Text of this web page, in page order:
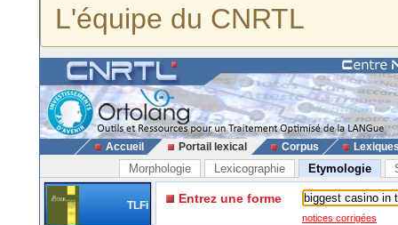
L'équipe du CNRTL
Accueil Portail lexical Corpus
Morphologie Lexicographie Etymologie
TLFi Entrez une forme
notices corrigées